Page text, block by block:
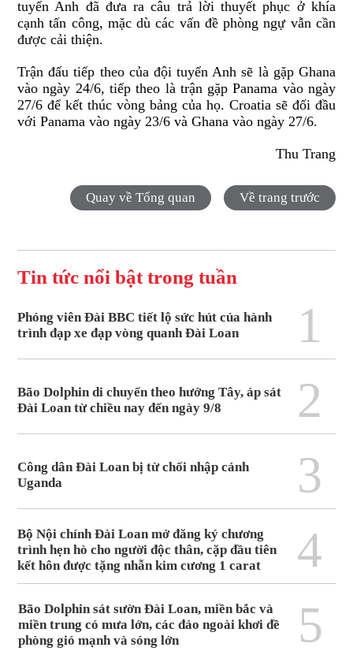
tuyển Anh đã đưa ra câu trả lời thuyết phục ở khía
cạnh tấn công, mặc dù các vấn đề phòng ngự vẫn cần
được cải thiện.
Trận đấu tiếp theo của đội tuyển Anh sẽ là gặp Ghana
vào ngày 24/6, tiếp theo là trận gặp Panama vào ngày
27/6 để kết thúc vòng bảng của họ. Croatia sẽ đối đầu
với Panama vào ngày 23/6 và Ghana vào ngày 27/6.
Thu Trang
Quay về Tổng quan Về trang trước
Tin tức nổi bật trong tuần
Phóng viên Đài BBC tiết lộ sức hút của hành
trình đạp xe đạp vòng quanh Đài Loan
1
Bão Dolphin di chuyển theo hướng Tây, áp sát
Đài Loan từ chiều nay đến ngày 9/8
2
Công dân Đài Loan bị từ chối nhập cảnh
Uganda
3
Bộ Nội chính Đài Loan mở đăng ký chương
trình hẹn hò cho người độc thân, cặp đầu tiên
kết hôn được tặng nhẫn kim cương 1 carat
4
Bão Dolphin sát sườn Đài Loan, miền bắc và
miền trung có mưa lớn, các đảo ngoài khơi đề
phòng gió mạnh và sóng lớn
5